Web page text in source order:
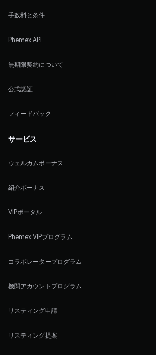
手数料と条件
Phemex API
無期限契約について
公式認証
フィードバック
サービス
ウェルカムボーナス
紹介ボーナス
VIPポータル
Phemex VIPプログラム
コラボレータープログラム
機関アカウントプログラム
リスティング申請
リスティング提案